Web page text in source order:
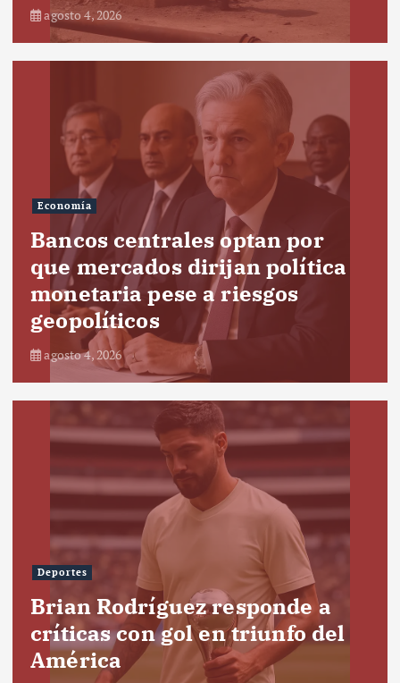
agosto 4, 2026
Economía
Bancos centrales optan por
que mercados dirijan política
monetaria pese a riesgos
geopolíticos
agosto 4, 2026
Deportes
Brian Rodríguez responde a
críticas con gol en triunfo del
América